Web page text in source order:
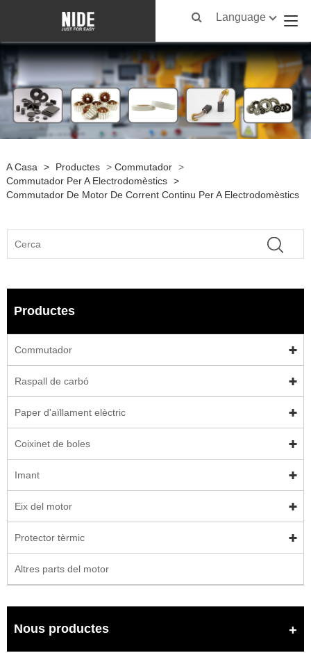
Language
A Casa > Productes > Commutador >
Commutador Per A Electrodomèstics >
Commutador De Motor De Corrent Continu Per A Electrodomèstics
Productes
Commutador
Raspall de carbó
Paper d'aïllament elèctric
Coixinet de boles
Imant
Eix del motor
Protector tèrmic
Altres parts del motor
Nous productes